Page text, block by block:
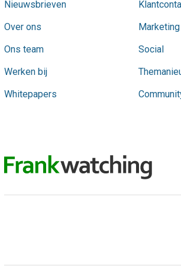
Nieuwsbrieven
Over ons
Ons team
Werken bij
Whitepapers
Marketing
Social